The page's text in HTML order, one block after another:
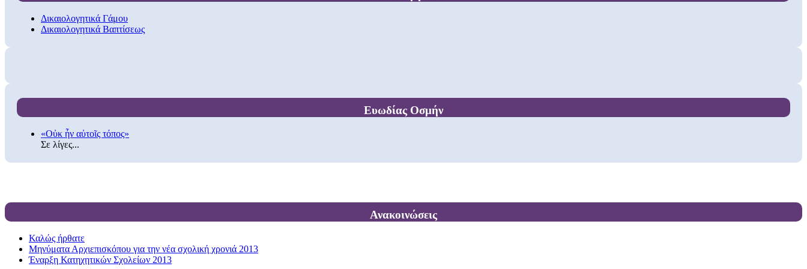
Δικαιολογητικά Γάμου
Δικαιολογητικά Βαπτίσεως
Ευωδίας Οσμήν
«Οὐκ ἦν αὐτοῖς τόπος»
Σε λίγες...
Ανακοινώσεις
Καλώς ήρθατε
Μηνύματα Αρχιεπισκόπου για την νέα σχολική χρονιά 2013
Έναρξη Κατηχητικών Σχολείων 2013